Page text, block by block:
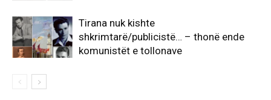
Tirana nuk kishte
shkrimtarë/publicistë… – thonë ende
komunistët e tollonave